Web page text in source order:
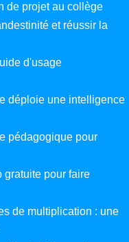
de projet au collège
et réussir la
d'usage
déploie une intelligence
pédagogique pour
gratuite pour faire
de multiplication : une